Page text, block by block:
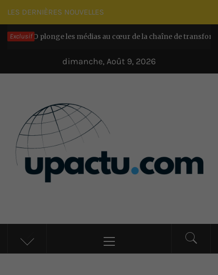
Passer
au
contenu
LES DERNIÈRES NOUVELLES
Exclusifles médias au cœur de la chaîne de transformation chez
dimanche, Août 9, 2026
UP ACTU
L’actualité d’ici et d’ailleurs
principal